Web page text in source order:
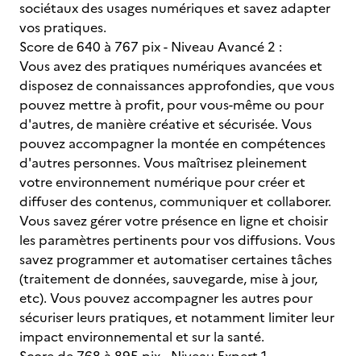
sociétaux des usages numériques et savez adapter
vos pratiques.
Score de 640 à 767 pix - Niveau Avancé 2 :
Vous avez des pratiques numériques avancées et
disposez de connaissances approfondies, que vous
pouvez mettre à profit, pour vous-même ou pour
d'autres, de manière créative et sécurisée. Vous
pouvez accompagner la montée en compétences
d'autres personnes. Vous maîtrisez pleinement
votre environnement numérique pour créer et
diffuser des contenus, communiquer et collaborer.
Vous savez gérer votre présence en ligne et choisir
les paramètres pertinents pour vos diffusions. Vous
savez programmer et automatiser certaines tâches
(traitement de données, sauvegarde, mise à jour,
etc). Vous pouvez accompagner les autres pour
sécuriser leurs pratiques, et notamment limiter leur
impact environnemental et sur la santé.